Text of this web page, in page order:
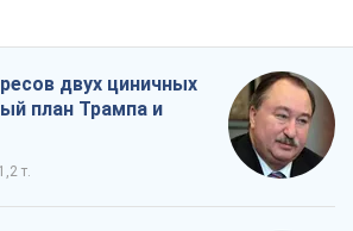
двух циничных
план Трампа и
т.